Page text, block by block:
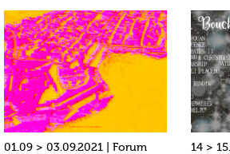
01.09 > 03.09.2021 | Forum
14 >